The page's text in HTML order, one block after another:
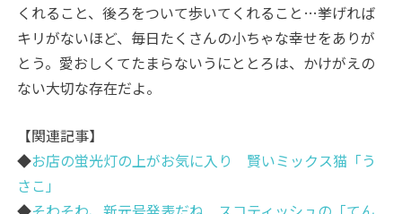
くれること、後ろをついて歩いてくれること…挙げれば
キリがないほど、毎日たくさんの小ちゃな幸せをありが
とう。愛おしくてたまらないうにととろは、かけがえの
ない大切な存在だよ。
【関連記事】
◆お店の蛍光灯の上がお気に入り 賢いミックス猫「う
さこ」